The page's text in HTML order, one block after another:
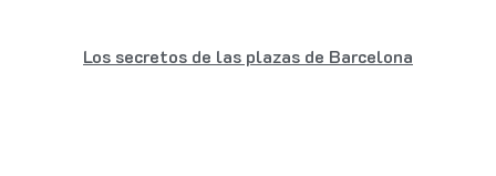
Los secretos de las plazas de Barcelona